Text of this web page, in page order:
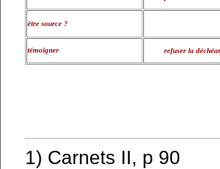
être source ?
témoigner refuser la
1) Carnets II, p 90